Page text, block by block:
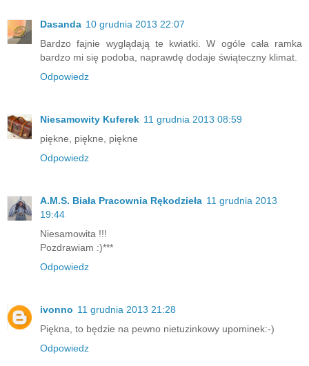
Dasanda 10 grudnia 2013 22:07
Bardzo fajnie wyglądają te kwiatki. W ogóle cała ramka
bardzo mi się podoba, naprawdę dodaje świąteczny klimat.
Odpowiedz
Niesamowity Kuferek 11 grudnia 2013 08:59
piękne, piękne, piękne
Odpowiedz
A.M.S. Biała Pracownia Rękodzieła 11 grudnia 2013
19:44
Niesamowita !!!
Pozdrawiam :)***
Odpowiedz
ivonno 11 grudnia 2013 21:28
Piękna, to będzie na pewno nietuzinkowy upominek:-)
Odpowiedz